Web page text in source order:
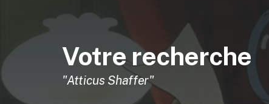
Votre recherche
"Atticus Shaffer"